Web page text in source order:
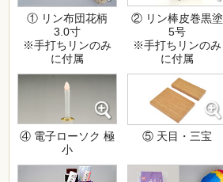
① リン布団花柄
3.0寸
※手打ちリンのみ
に付属
② リン棒皮巻黒塗
5号
※手打ちリンのみ
に付属
④ 電子ローソク 極
小
⑤ 天目・三宝